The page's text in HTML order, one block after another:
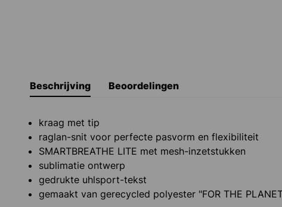
Beschrijving Beoordelingen
kraag met tip
raglan-snit voor perfecte pasvorm en flexibiliteit
SMARTBREATHE LITE met mesh-inzetstukken
sublimatie ontwerp
gedrukte uhlsport-tekst
gemaakt van gerecycled polyester "FOR THE